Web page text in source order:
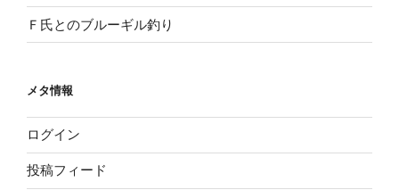
Ｆ氏とのブルーギル釣り
メタ情報
ログイン
投稿フィード